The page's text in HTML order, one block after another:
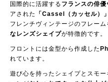
国際的に活躍する フランスの俳
アされた
「Cassel（カッセル）」
フレンチヴィンテージのフレー
なレンズシェイプが特徴的です。
フロントには金型から作成した
れています。
遊び心を持ったシェイプとスモ